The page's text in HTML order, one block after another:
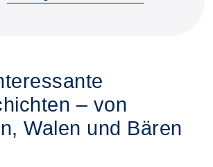
– von
Walen und Bären